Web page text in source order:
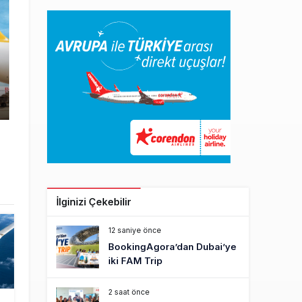
İlginizi Çekebilir
12 saniye önce
BookingAgora’dan Dubai’ye
iki FAM Trip
2 saat önce